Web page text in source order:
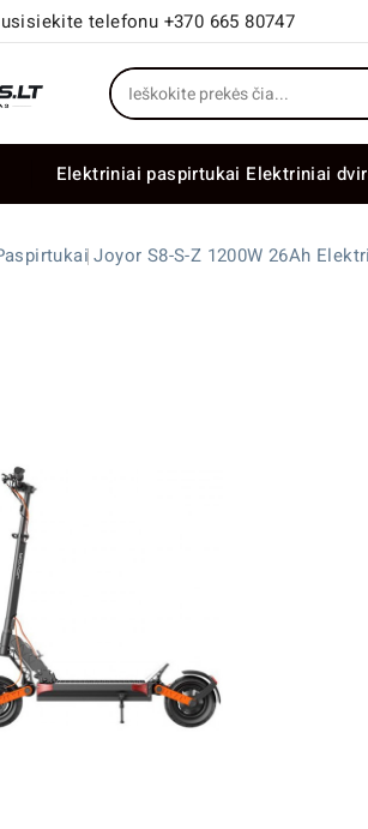
telefonu +370 665 80747
Elektriniai paspirtukai Elektriniai
Joyor S8-S-Z 1200W 26Ah